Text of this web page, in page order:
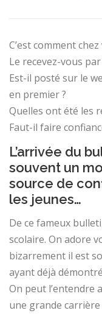
C’est comment
Le recevez-vous
Est-il posté sur le
en premier ?
Quelles ont été les
Faut-il faire
L’arrivée du
souvent un
source de
les jeunes…
De ce fameux
scolaire. On adore
bizarrement il est
ayant déjà
On peut l’entendre
une grande